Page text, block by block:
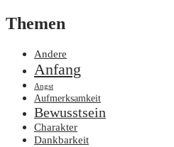
Themen
Andere
Anfang
Angst
Aufmerksamkeit
Bewusstsein
Charakter
Dankbarkeit